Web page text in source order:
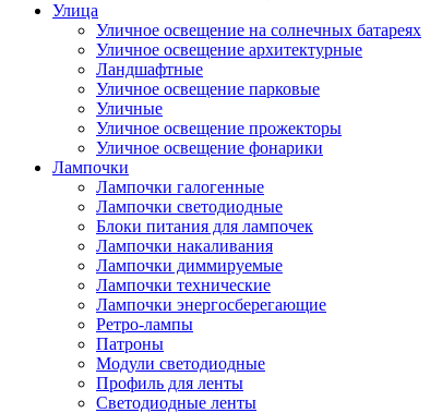
Улица
Уличное освещение на солнечных батареях
Уличное освещение архитектурные
Ландшафтные
Уличное освещение парковые
Уличные
Уличное освещение прожекторы
Уличное освещение фонарики
Лампочки
Лампочки галогенные
Лампочки светодиодные
Блоки питания для лампочек
Лампочки накаливания
Лампочки диммируемые
Лампочки технические
Лампочки энергосберегающие
Ретро-лампы
Патроны
Модули светодиодные
Профиль для ленты
Светодиодные ленты